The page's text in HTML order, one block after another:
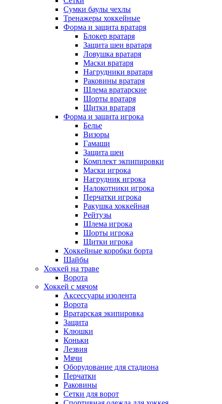
Сумки баулы чехлы
Тренажеры хоккейные
Форма и защита вратаря
Блокер вратаря
Защита шеи вратаря
Ловушка вратаря
Маски вратаря
Нагрудники вратаря
Раковины вратаря
Шлема вратарские
Шорты вратаря
Щитки вратаря
Форма и защита игрока
Белье
Визоры
Гамаши
Защита шеи
Комплект экпипировки
Маски игрока
Нагрудник игрока
Налокотники игрока
Перчатки игрока
Ракушка хоккейная
Рейтузы
Шлема игрока
Шорты игрока
Щитки игрока
Хоккейные коробки борта
Шайбы
Хоккей на траве
Ворота
Хоккей с мячом
Аксессуары изолента
Ворота
Вратарская экипировка
Защита
Клюшки
Коньки
Лезвия
Мячи
Оборудование для стадиона
Перчатки
Раковины
Сетки для ворот